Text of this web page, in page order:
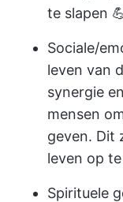
te slapen
Sociale/
leven van
synergie
mensen
geven. Dit
leven op
Spirituele